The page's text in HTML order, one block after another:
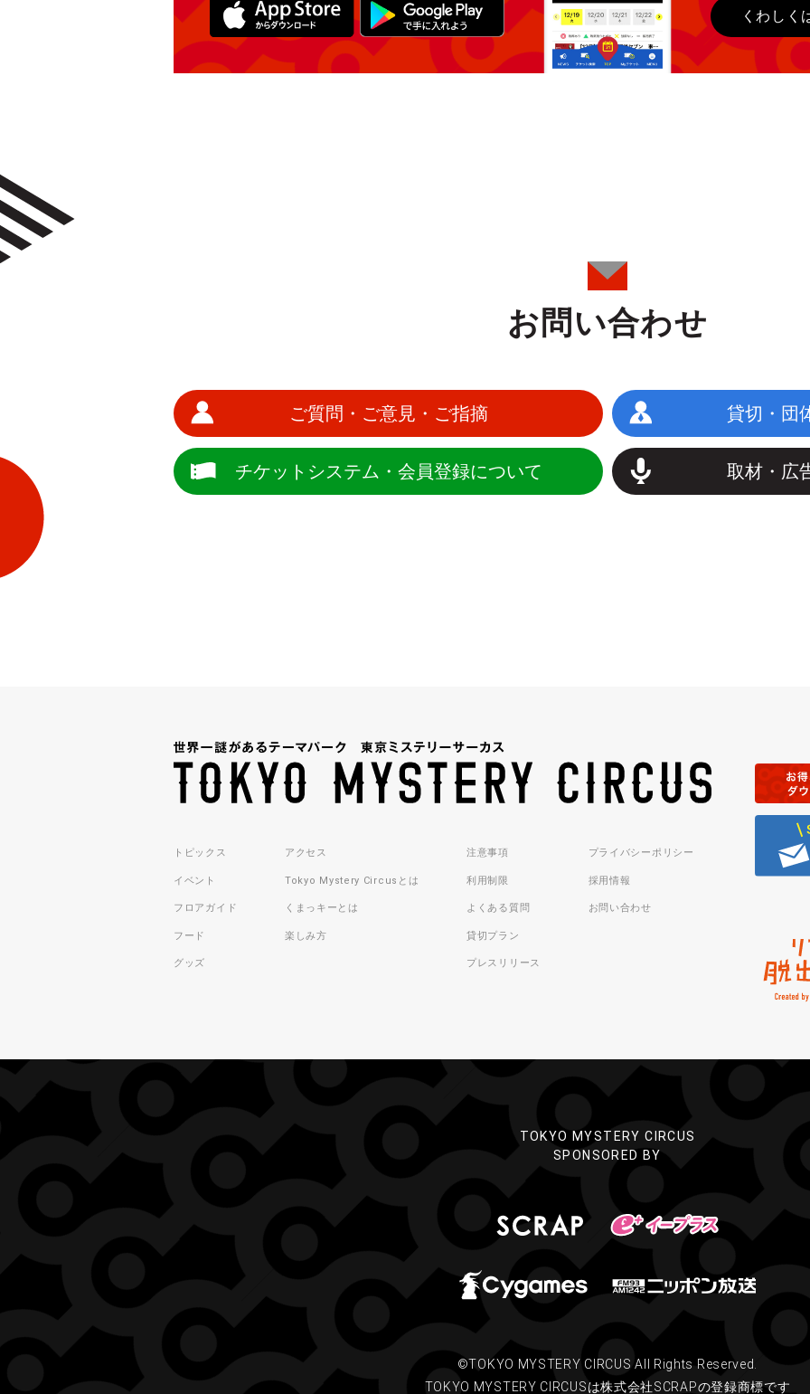
くわしく
お問い合わせ
ご質問・ご意見・ご指摘 貸切・団
チケットシステム・会員登録について 取材・広
トピックス
イベント
フロアガイド
フード
グッズ
アクセス
Tokyo Mystery Circusとは
くまっキーとは
楽しみ方
注意事項
利用制限
よくある質問
貸切プラン
プレスリリース
プライバシーポリシー
採用情報
お問い合わせ
TOKYO MYSTERY CIRCUS
SPONSORED BY
©TOKYO MYSTERY CIRCUS All Rights Reserved.
TOKYO MYSTERY CIRCUSは株式会社SCRAPの登録商標です